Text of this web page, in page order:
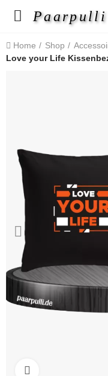
Paarpulli
Home Shop
Love your Life